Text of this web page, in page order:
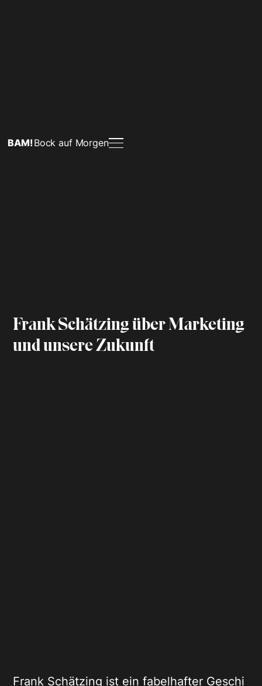
BAM!Bock auf Morgen
Frank Schätzing über Marketing
und unsere Zukunft
Frank Schätzing ist ein fabelhafter Geschi